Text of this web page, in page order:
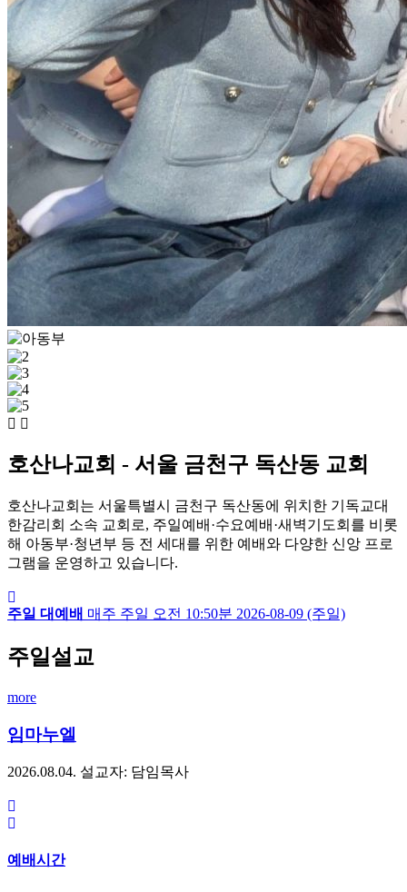
호산나교회 - 서울 금천구 독산동 교회
호산나교회는 서울특별시 금천구 독산동에 위치한 기독교대
한감리회 소속 교회로, 주일예배·수요예배·새벽기도회를 비롯
해 아동부·청년부 등 전 세대를 위한 예배와 다양한 신앙 프로
그램을 운영하고 있습니다.
주일 대예배 매주 주일 오전 10:50분 2026-08-09 (주일)
주일설교
more
임마누엘
2026.08.04. 설교자: 담임목사
예배시간